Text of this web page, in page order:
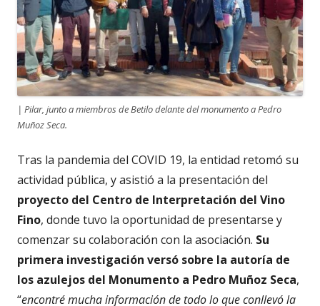
| Pilar, junto a miembros de Betilo delante del monumento a Pedro
Muñoz Seca.
Tras la pandemia del COVID 19, la entidad retomó su
actividad pública, y asistió a la presentación del
proyecto del Centro de Interpretación del Vino
Fino, donde tuvo la oportunidad de presentarse y
comenzar su colaboración con la asociación. Su
primera investigación versó sobre la autoría de
los azulejos del Monumento a Pedro Muñoz Seca,
“encontré mucha información de todo lo que conllevó la